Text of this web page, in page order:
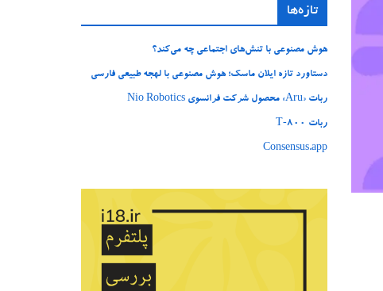
تازه‌ها
هوش مصنوعی با تنش‌های اجتماعی چه می‌کند؟
دستاورد تازه ایلان ماسک؛ هوش مصنوعی با لهجه طبیعی فارسی
ربات «Aru» محصول شرکت فرانسوی Nio Robotics
ربات T‑800
Consensus.app